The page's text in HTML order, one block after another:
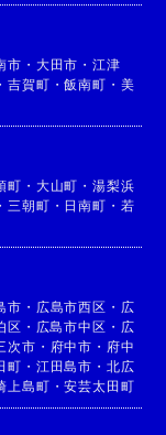
市 ・ 大田市 ・ 江津
・吉賀町 ・飯南町 ・ 美
町 ・ 大山町 ・ 湯梨浜
・ 三朝町 ・ 日南町 ・ 若
市 ・ 広島市西区 ・ 広
区 ・ 広島市中区 ・ 広
次市 ・ 府中市 ・ 府中
町 ・ 江田島市 ・ 北広
上島町 ・安芸太田町